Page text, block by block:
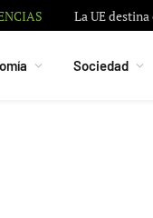
La UE
Sociedad